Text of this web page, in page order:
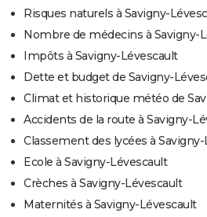
Risques naturels à Savigny-
Nombre de médecins à Savigny-
Impôts à Savigny-Lévescault
Dette et budget de Savigny-
Climat et historique météo de
Accidents de la route à Savigny-
Classement des lycées à
Ecole à Savigny-Lévescault
Crèches à Savigny-Lévescault
Maternités à Savigny-Lévescault